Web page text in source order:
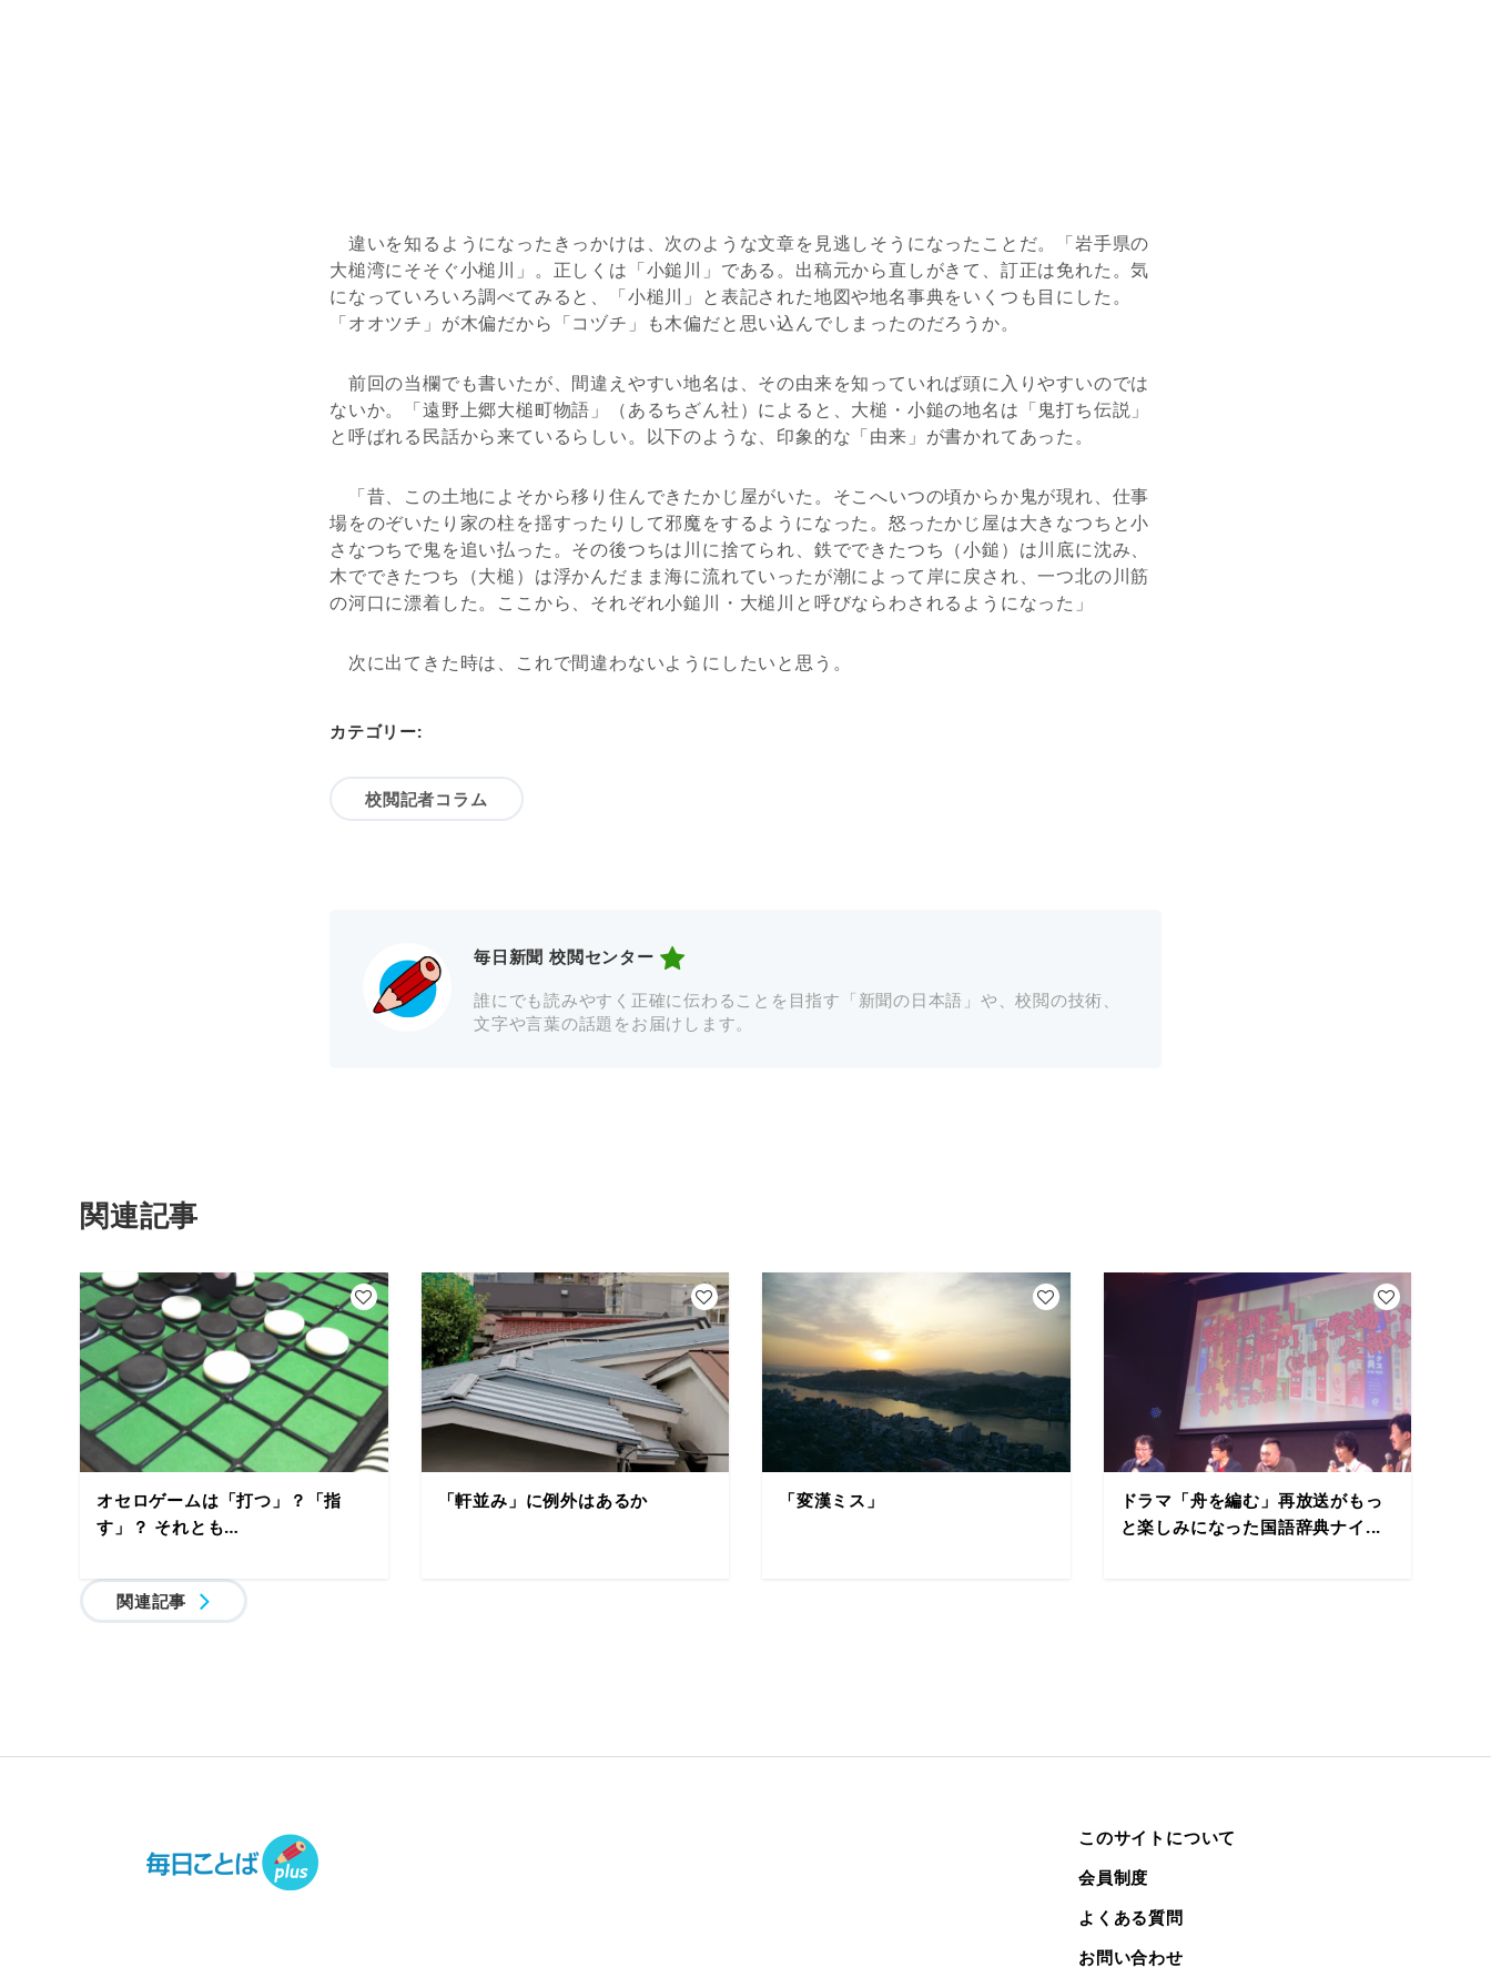
違いを知るようになったきっかけは、次のような文章を見逃しそうになったことだ。「岩手県の
大槌湾にそそぐ小槌川」。正しくは「小鎚川」である。出稿元から直しがきて、訂正は免れた。気
になっていろいろ調べてみると、「小槌川」と表記された地図や地名事典をいくつも目にした。
「オオツチ」が木偏だから「コヅチ」も木偏だと思い込んでしまったのだろうか。
前回の当欄でも書いたが、間違えやすい地名は、その由来を知っていれば頭に入りやすいのでは
ないか。「遠野上郷大槌町物語」（あるちざん社）によると、大槌・小鎚の地名は「鬼打ち伝説」
と呼ばれる民話から来ているらしい。以下のような、印象的な「由来」が書かれてあった。
「昔、この土地によそから移り住んできたかじ屋がいた。そこへいつの頃からか鬼が現れ、仕事
場をのぞいたり家の柱を揺すったりして邪魔をするようになった。怒ったかじ屋は大きなつちと小
さなつちで鬼を追い払った。その後つちは川に捨てられ、鉄でできたつち（小鎚）は川底に沈み、
木でできたつち（大槌）は浮かんだまま海に流れていったが潮によって岸に戻され、一つ北の川筋
の河口に漂着した。ここから、それぞれ小鎚川・大槌川と呼びならわされるようになった」
次に出てきた時は、これで間違わないようにしたいと思う。
カテゴリー:
校閲記者コラム
毎日新聞 校閲センター
誰にでも読みやすく正確に伝わることを目指す「新聞の日本語」や、校閲の技術、
文字や言葉の話題をお届けします。
関連記事
オセロゲームは「打つ」？「指
す」？ それとも…
「軒並み」に例外はあるか 「変漢ミス」
ドラマ「舟を編む」再放送がもっ
と楽しみになった国語辞典ナイ...
関連記事
このサイトについて
会員制度
よくある質問
お問い合わせ